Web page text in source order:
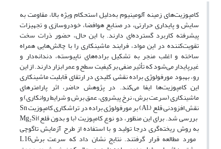
کامپوزیت‌های زمینه آلومینیوم به‌دلیل استحکام ویژه بالا، مقاومت به
سایش و پایداری حرارتی، در صنایع هوافضا، خودروسازی و تجهیزات
پیشرفته کاربرد گسترده‌ای دارند. با این حال، حضور ذرات سخت
تقویت‌کننده در این مواد، فرایند ماشینکاری را با چالش‌هایی همراه
ساخته و اغلب منجر به تشکیل براده‌های ناپیوسته، دندانه‌دار و
غیرپایدار می‌شود که تأثیر منفی بر کیفیت سطح و عمر ابزار دارند. از این
رو، بهبود مورفولوژی براده نقشی کلیدی در ارتقای قابلیت ماشینکاری
این کامپوزیت‌ها ایفا می‌کند. در پژوهش حاضر، اثر پارامترهای
ماشینکاری (سرعت برش، نرخ پیشروی، عمق برش و شرایط روانکاری) و
نقش افزودنی قلع ( Sn) بر مورفولوژی براده در تراشکاری کامپوزیتAl–
Mg₂Siبررسی شد. برای این منظور، دو نوع کامپوزیت (با و بدون قلع)
به روش ریخته‌گری درجا تولید و با استفاده از طرح آزمایش تاگوچی
L16مورد مطالعه قرار گرفتند. نتایج نشان داد که سرعت برش